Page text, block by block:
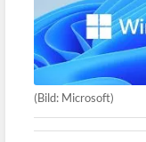
(Bild: Microsoft)